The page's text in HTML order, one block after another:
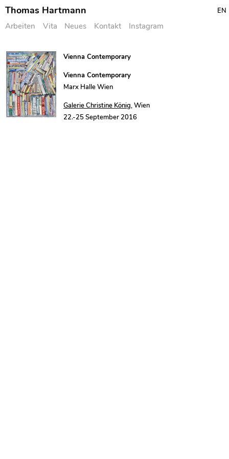
Skip
content
Thomas Hartmann
Arbeiten Vita Neues Kontakt Instagram
EN
Vienna Contemporary
Vienna Contemporary
Marx Halle Wien
Galerie Christine König, Wien
22.-25 September 2016